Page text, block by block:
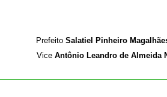
Prefeito Salatiel Pinheiro
Vice Antônio Leandro de Almeida